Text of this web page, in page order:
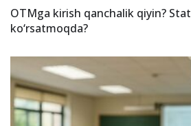
OTMga kirish qanchalik qiyin?
ko‘rsatmoqda?